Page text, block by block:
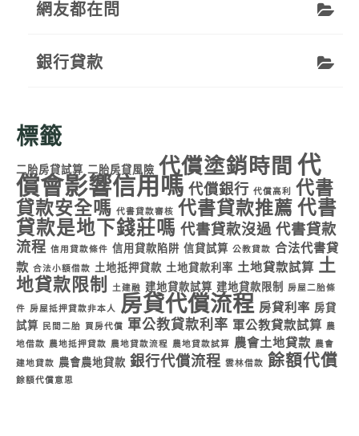
網友都在問
銀行貸款
標籤
二胎房貸試算 二胎房貸風險 代償塗銷時間 代
償會影響信用嗎 代償銀行 代償高利
代書
貸款安全嗎 代書貸款審核 代書貸款推薦 代書
貸款是地下錢莊嗎 代書貸款沒過 代書貸款
流程 信用貸款條件 信用貸款陷阱 信貸試算 公教貸款 合法代書貸
款 合法小額借款 土地抵押貸款 土地貸款利率 土地貸款試算 土
地貸款限制
土建融 建地貸款試算 建地貸款限制 房屋二胎條
件 房屋抵押貸款非本人 房貸代償流程 房貸利率 房貸
試算
民間二胎 買房代償 軍公教貸款利率 軍公教貸款試算
農
地借款
農地抵押貸款 農地貸款流程 農地貸款試算 農會土地貸款 農會
建地貸款 農會農地貸款 銀行代償流程 雲林借款 餘額代償
餘額代償意思